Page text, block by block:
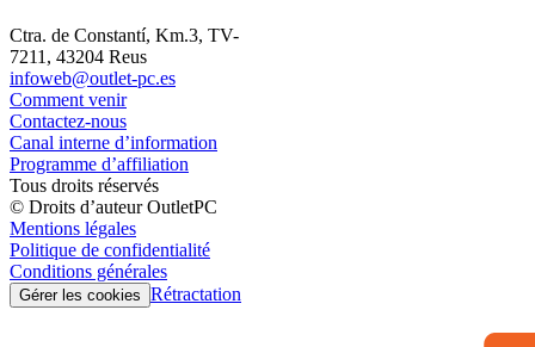
Ctra. de Constantí, Km.3, TV-
7211, 43204 Reus
infoweb@outlet-pc.es
Comment venir
Contactez-nous
Canal interne d’information
Programme d’affiliation
Tous droits réservés
© Droits d’auteur OutletPC
Mentions légales
Politique de confidentialité
Conditions générales
Gérer les cookies Rétractation